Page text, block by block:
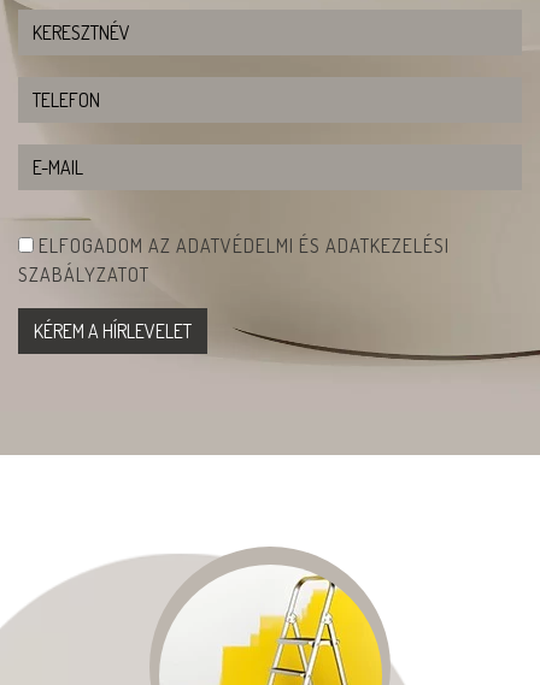
ELFOGADOM AZ ADATVÉDELMI ÉS ADATKEZELÉSI
SZABÁLYZATOT